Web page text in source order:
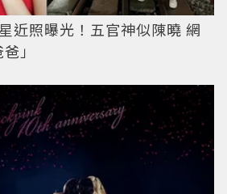
近照曝光！五官神似陳曉 網
」